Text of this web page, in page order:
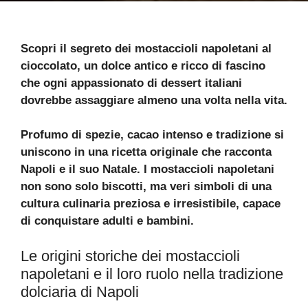
Scopri il segreto dei mostaccioli napoletani al
cioccolato, un dolce antico e ricco di fascino
che ogni appassionato di dessert italiani
dovrebbe assaggiare almeno una volta nella vita.
Profumo di spezie, cacao intenso e tradizione si
uniscono in una ricetta originale che racconta
Napoli e il suo Natale. I mostaccioli napoletani
non sono solo biscotti, ma veri simboli di una
cultura culinaria preziosa e irresistibile, capace
di conquistare adulti e bambini.
Le origini storiche dei mostaccioli
napoletani e il loro ruolo nella tradizione
dolciaria di Napoli